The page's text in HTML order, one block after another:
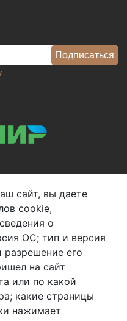
продажи
2.
сайт, вы даете
cookie,
о
ОС; тип и версия
разрешение его
на сайт
или по какой
какие страницы
нажимает